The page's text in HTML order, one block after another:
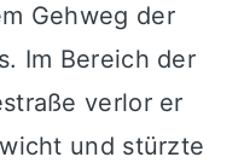
Gehweg der
Im Bereich der
verlor er
und stürzte